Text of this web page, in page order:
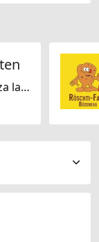
Regionale, Svizzera, Senza lattosio, Senza glutine, Stagionale